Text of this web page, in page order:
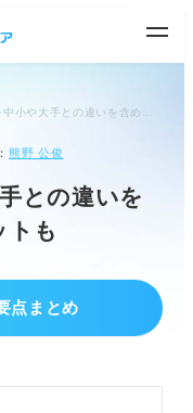
熊野 公俊
との違いを
トも
点まとめ
理解しよう